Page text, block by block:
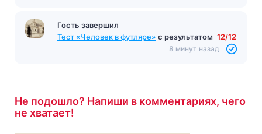
Гость завершил
Тест «Человек в футляре» с результатом 12/12
8 минут назад
Не подошло? Напиши в комментариях, чего
не хватает!